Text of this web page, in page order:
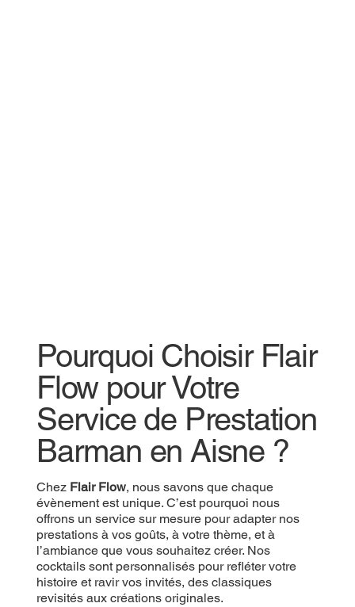
Pourquoi Choisir Flair
Flow pour Votre
Service de Prestation
Barman en Aisne ?
Chez Flair Flow, nous savons que chaque
évènement est unique. C’est pourquoi nous
offrons un service sur mesure pour adapter nos
prestations à vos goûts, à votre thème, et à
l’ambiance que vous souhaitez créer. Nos
cocktails sont personnalisés pour refléter votre
histoire et ravir vos invités, des classiques
revisités aux créations originales.